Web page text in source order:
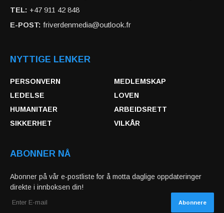
TEL: +47 911 42 848
E-POST: friverdenmedia@outlook.fr
NYTTIGE LENKER
PERSONVERN
MEDLEMSKAP
LEDELSE
LOVEN
HUMANITAER
ARBEIDSRETT
SIKKERHET
VILKÅR
ABONNER NÅ
Abonner på vår e-postliste for å motta daglige oppdateringer
direkte i innboksen din!